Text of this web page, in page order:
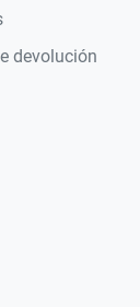
devolución